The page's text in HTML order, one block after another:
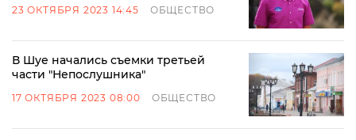
23 ОКТЯБРЯ 2023 14:45 ОБЩЕСТВО
В Шуе начались съемки третьей
части "Непослушника"
17 ОКТЯБРЯ 2023 08:00 ОБЩЕСТВО